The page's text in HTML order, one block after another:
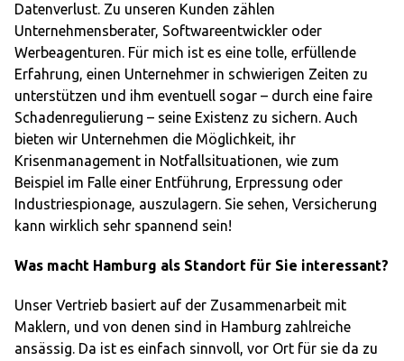
Datenverlust. Zu unseren Kunden zählen
Unternehmensberater, Softwareentwickler oder
Werbeagenturen. Für mich ist es eine tolle, erfüllende
Erfahrung, einen Unternehmer in schwierigen Zeiten zu
unterstützen und ihm eventuell sogar – durch eine faire
Schadenregulierung – seine Existenz zu sichern. Auch
bieten wir Unternehmen die Möglichkeit, ihr
Krisenmanagement in Notfallsituationen, wie zum
Beispiel im Falle einer Entführung, Erpressung oder
Industriespionage, auszulagern. Sie sehen, Versicherung
kann wirklich sehr spannend sein!
Was macht Hamburg als Standort für Sie interessant?
Unser Vertrieb basiert auf der Zusammenarbeit mit
Maklern, und von denen sind in Hamburg zahlreiche
ansässig. Da ist es einfach sinnvoll, vor Ort für sie da zu